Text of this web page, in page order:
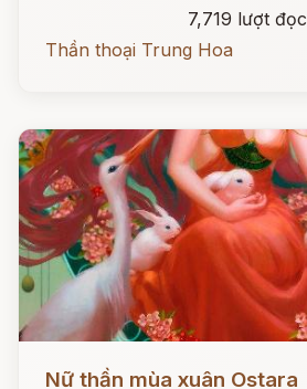
7,719 lượt đọc
Thần thoại Trung Hoa
Nữ thần mùa xuân Ostara